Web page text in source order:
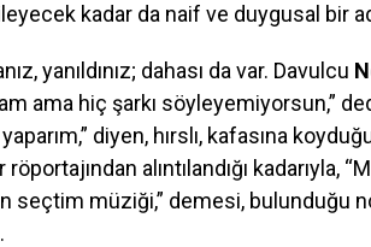
kadar da naif ve duygusal bir
yanıldınız; dahası da var. Davulcu
ama hiç şarkı söyleyemiyorsun,”
diyen, hırslı, kafasına
alıntılandığı kadarıyla,
seçtim müziği,” demesi, bulunduğu